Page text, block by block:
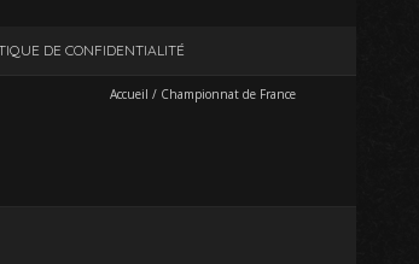
DE CONFIDENTIALITÉ
Accueil / Championnat de France